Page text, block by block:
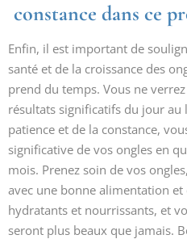
constance dans ce
Enfin, il est important de
santé et de la croissance des
prend du temps. Vous ne
résultats significatifs du jour au
patience et de la constance,
significative de vos ongles en
mois. Prenez soin de vos
avec une bonne alimentation et
hydratants et nourrissants, et
seront plus beaux que jamais.